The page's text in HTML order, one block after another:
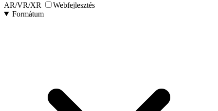
AR/VR/XR
Webfejlesztés
Formátum